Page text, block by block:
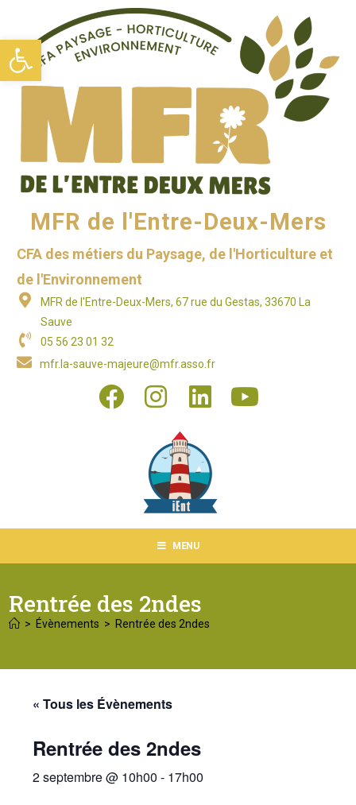
Ouvrir la barre d’outils
MFR de l'Entre-Deux-Mers
CFA des métiers du Paysage, de l'Horticulture et
de l'Environnement
MFR de l'Entre-Deux-Mers, 67 rue du Gestas, 33670 La
Sauve
05 56 23 01 32
mfr.la-sauve-majeure@mfr.asso.fr
MENU
Rentrée des 2ndes
> Évènements > Rentrée des 2ndes
« Tous les Évènements
Rentrée des 2ndes
2 septembre @ 10h00 - 17h00